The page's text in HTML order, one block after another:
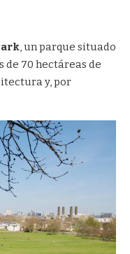
, un parque situado
de 70 hectáreas de
y, por